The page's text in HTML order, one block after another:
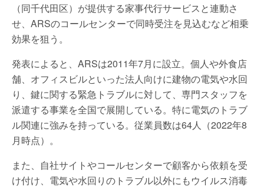
（同千代田区）が提供する家事代行サービスと連動さ
せ、ARSのコールセンターで同時受注を見込むなど相乗
効果を狙う。
発表によると、ARSは2011年7月に設立。個人や外食店
舗、オフィスビルといった法人向けに建物の電気や水回
り、鍵に関する緊急トラブルに対して、専門スタッフを
派遣する事業を全国で展開している。特に電気のトラブ
ル関連に強みを持っている。従業員数は64人（2022年8
月時点）。
また、自社サイトやコールセンターで顧客から依頼を受
け付け、電気や水回りのトラブル以外にもウイルス消毒